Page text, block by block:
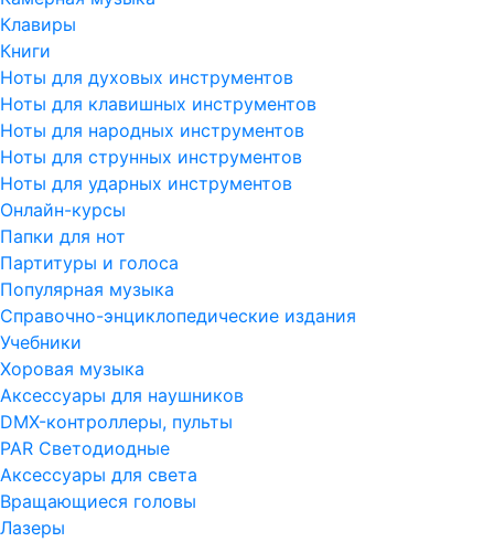
Клавиры
Книги
Ноты для духовых инструментов
Ноты для клавишных инструментов
Ноты для народных инструментов
Ноты для струнных инструментов
Ноты для ударных инструментов
Онлайн-курсы
Папки для нот
Партитуры и голоса
Популярная музыка
Справочно-энциклопедические издания
Учебники
Хоровая музыка
Аксессуары для наушников
DMX-контроллеры, пульты
PAR Светодиодные
Аксессуары для света
Вращающиеся головы
Лазеры